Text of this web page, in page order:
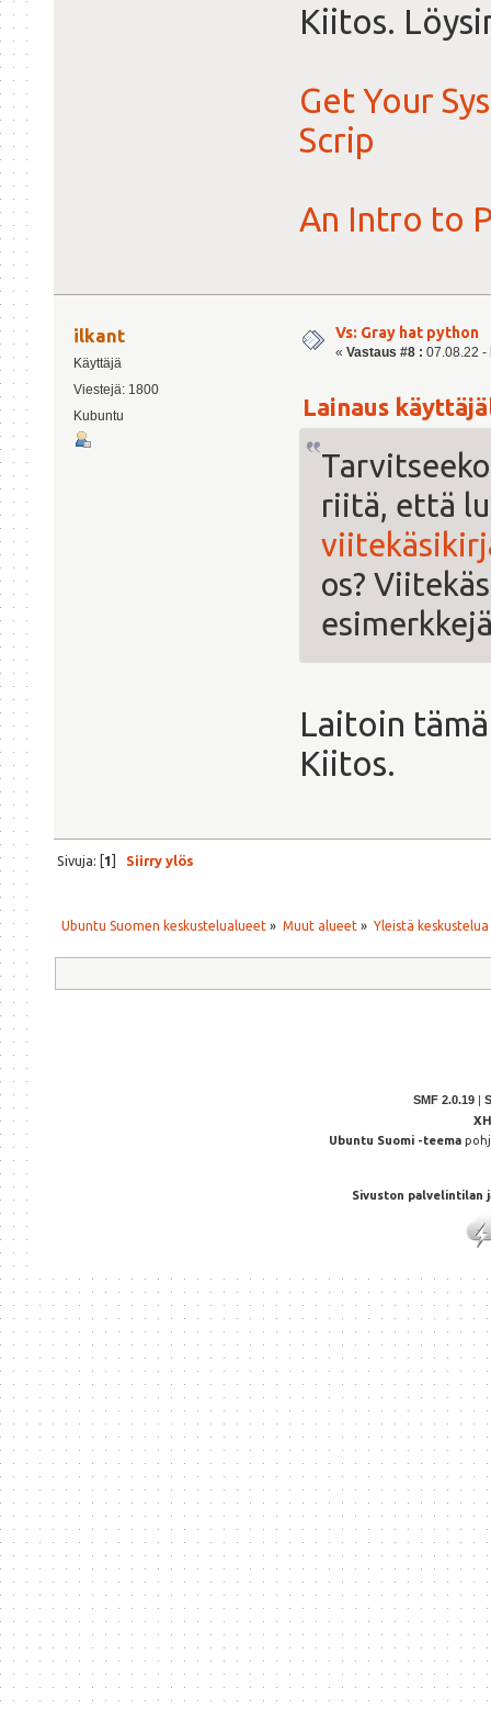
Kiitos.
Get Your
Scrip
An Intro to
ilkant
Käyttäjä
Viestejä: 1800
Kubuntu
Vs: Gray hat python
« Vastaus #8 : 07.08.22 -
Lainaus
riitä, että
os?
Laitoin
Kiitos.
Sivuja: [1] Siirry ylös
Ubuntu Suomen keskustelualueet » Muut alueet» Yleistä keskustelua
SMF 2.0.19 |
Ubuntu Suomi -teema
Sivuston palvelintilan